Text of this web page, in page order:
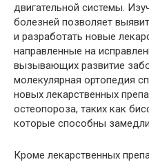
двигательной системы.
болезней позволяет
и разработать новые
направленные на
вызывающих развитие
молекулярная ортопедия
новых лекарственных
остеопороза, таких как
которые способны
Кроме лекарственных